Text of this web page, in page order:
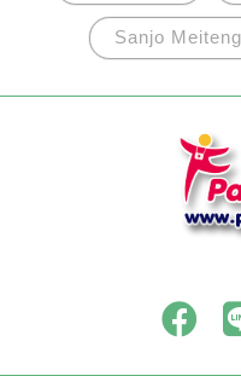
Sanjo